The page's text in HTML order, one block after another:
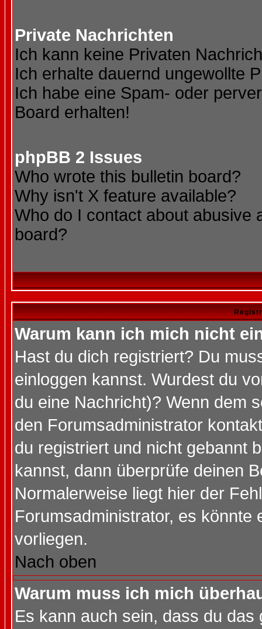
Private Nachrichten
Ich kann keine Privaten
Ich erhalte dauernd ungewollte
Ich habe eine Spam- oder
Board erhalten!
phpBB 2 Issues
Who wrote this bulletin board?
Why isn't X feature available?
Who do I contact about abusive
board?
Warum kann ich mich nicht
Hast du dich registriert? Du
einloggen kannst. Wurdest du
du eine Nachricht)? Wenn dem
den Forumsadministrator
du registriert und nicht gebannt
kannst, dann überprüfe deinen
Normalerweise liegt hier der
Forumsadministrator, es könnte
vorliegen.
Nach oben
Warum muss ich mich
Es kann auch sein, dass du